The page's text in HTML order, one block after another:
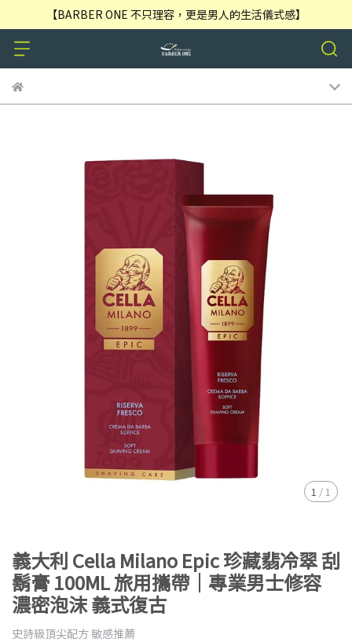
【BARBER ONE 不只理容，更是男人的生活儀式感】
1 / 1
義大利 Cella Milano Epic 珍藏翡冷翠 刮
鬍膏 100ML 旅用攜帶｜專業男士修容
濃密泡沫 義式復古
史詩級頂尖配方 敏感推薦